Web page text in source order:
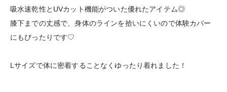
吸水速乾性とUVカット機能がついた優れたアイテム◎
膝下までの丈感で、身体のラインを拾いにくいので体験カバー
にもぴったりです♡
Lサイズで体に密着することなくゆったり着れました！